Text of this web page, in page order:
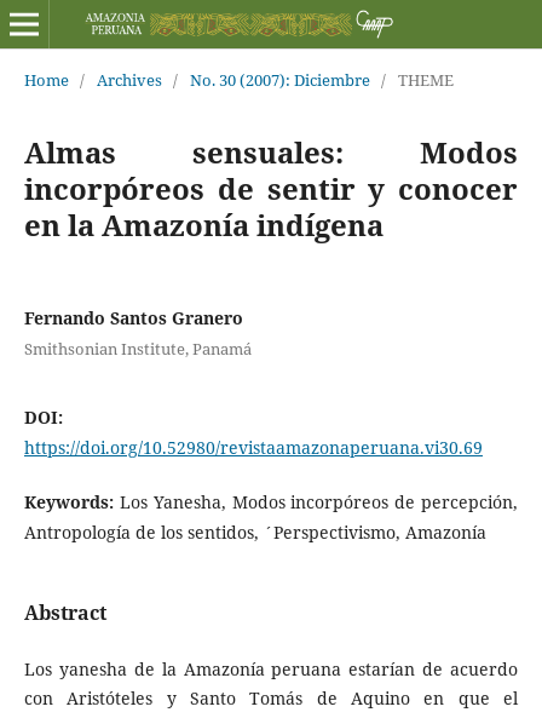
Home / Archives / No. 30 (2007): Diciembre / THEME
Almas sensuales: Modos
incorpóreos de sentir y conocer
en la Amazonía indígena
Fernando Santos Granero
Smithsonian Institute, Panamá
DOI:
https://doi.org/10.52980/revistaamazonaperuana.vi30.69
Keywords: Los Yanesha, Modos incorpóreos de percepción,
Antropología de los sentidos, ´Perspectivismo, Amazonía
Abstract
Los yanesha de la Amazonía peruana estarían de acuerdo
con Aristóteles y Santo Tomás de Aquino en que el